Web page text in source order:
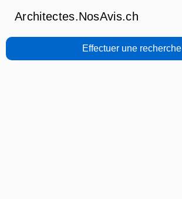
Architectes.NosAvis.ch
Effectuer une recherche